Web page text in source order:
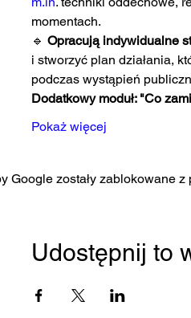
momentach.
🔹 Opracują indywidualne
i stworzyć plan działania,
podczas wystąpień
Dodatkowy moduł: "Co
Pokaż więcej
Google zostały zablokowane
Udostępnij to